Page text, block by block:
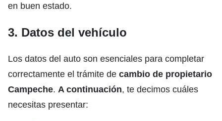
en buen estado.
3. Datos del vehículo
Los datos del auto son esenciales para completar
correctamente el trámite de cambio de propietario
Campeche. A continuación, te decimos cuáles
necesitas presentar: